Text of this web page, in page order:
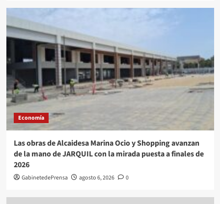
Economía
Las obras de Alcaidesa Marina Ocio y Shopping avanzan
de la mano de JARQUIL con la mirada puesta a finales de
2026
GabinetedePrensa agosto 6, 2026 0